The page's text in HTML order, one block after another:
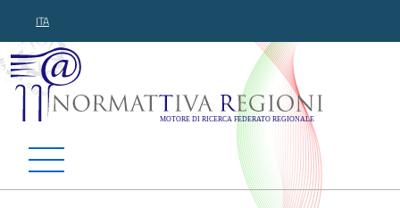
ITA
Normattiva Regioni -